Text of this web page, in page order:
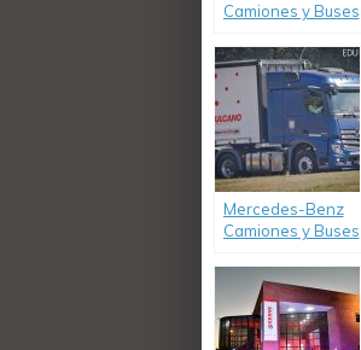
Camiones y Buses
graduación de la
segunda edición
de «TruckCionar
Futuro».
Mercedes-Benz
Camiones y Buses
igualdad de género
en el transporte de
cargas de larga
distancia.